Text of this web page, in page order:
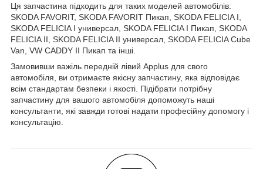
Ця запчастина підходить для таких моделей автомобілів:
SKODA FAVORIT, SKODA FAVORIT Пикап, SKODA FELICIA I,
SKODA FELICIA I универсал, SKODA FELICIA I Пикап, SKODA
FELICIA II, SKODA FELICIA II универсал, SKODA FELICIA Cube
Van, VW CADDY II Пикап та інші.
Замовивши важіль передній лівий Applus для свого
автомобіля, ви отримаєте якісну запчастину, яка відповідає
всім стандартам безпеки і якості. Підібрати потрібну
запчастину для вашого автомобіля допоможуть наші
консультанти, які завжди готові надати професійну допомогу і
консультацію.